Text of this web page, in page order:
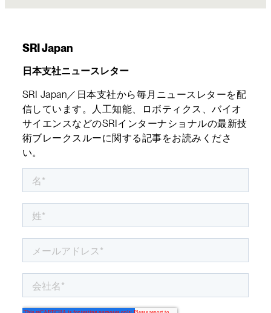
SRI Japan
日本支社ニュースレター
SRI Japan／日本支社から毎月ニュースレターを配
信しています。人工知能、ロボティクス、バイオ
サイエンスなどのSRIインターナショナルの最新技
術ブレークスルーに関する記事をお読みくださ
い。